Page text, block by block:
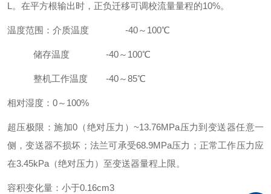
L。在平方根输出时，正负迁移可调校流量量程的10%。
温度范围：介质温度 -40～100℃
储存温度 -40～100℃
整机工作温度 -40～85℃
相对湿度：0～100%
超压极限：施加0（绝对压力）~13.76MPa压力到变送器任意一
侧，变送器不损坏；法兰可承受68.9MPa压力；正常工作压力应
在3.45kPa（绝对压力）至变送器量程上限。
容积变化量：小于0.16cm3